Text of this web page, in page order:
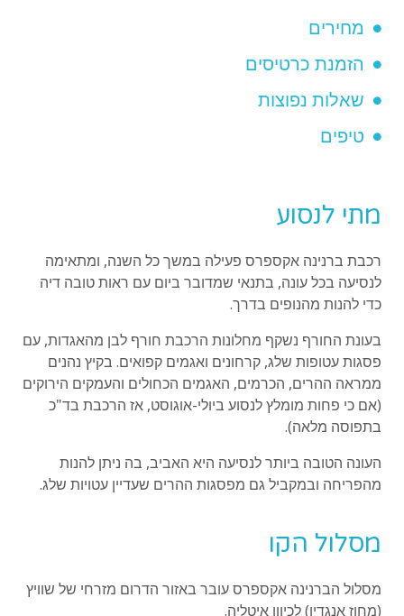
מחירים
הזמנת כרטיסים
שאלות נפוצות
טיפים
מתי לנסוע
רכבת ברנינה אקספרס פעילה במשך כל השנה, ומתאימה
לנסיעה בכל עונה, בתנאי שמדובר ביום עם ראות טובה דיה
כדי להנות מהנופים בדרך.
בעונת החורף נשקף מחלונות הרכבת חורף לבן מהאגדות, עם
פסגות עטופות שלג, קרחונים ואגמים קפואים. בקיץ נהנים
ממראה ההרים, הכרמים, האגמים הכחולים והעמקים הירוקים
(אם כי פחות מומלץ לנסוע ביולי-אוגוסט, אז הרכבת בד"כ
בתפוסה מלאה).
העונה הטובה ביותר לנסיעה היא האביב, בה ניתן להנות
מהפריחה ובמקביל גם מפסגות ההרים שעדיין עטויות שלג.
מסלול הקו
מסלול הברנינה אקספרס עובר באזור הדרום מזרחי של שוויץ
(מחוז אנגדין) לכיוון איטליה.